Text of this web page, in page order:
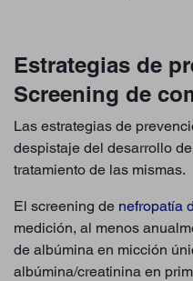
Estrategias de
Screening de
Las estrategias de
despistaje del desarrollo
tratamiento de las mismas.
El screening de nefropatía
medición, al menos
de albúmina en micción
albúmina/creatinina en